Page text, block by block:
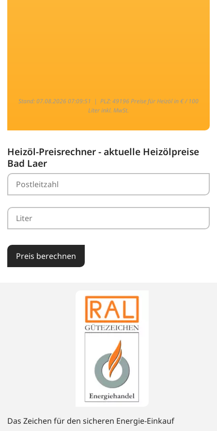
Stand: 07.08.2026 07:09:51 | PLZ: 49196 Preise für Heizöl in € / 100
Liter inkl. MwSt.
Heizöl-Preisrechner - aktuelle Heizölpreise
Bad Laer
Preis berechnen
Das Zeichen für den sicheren Energie-Einkauf